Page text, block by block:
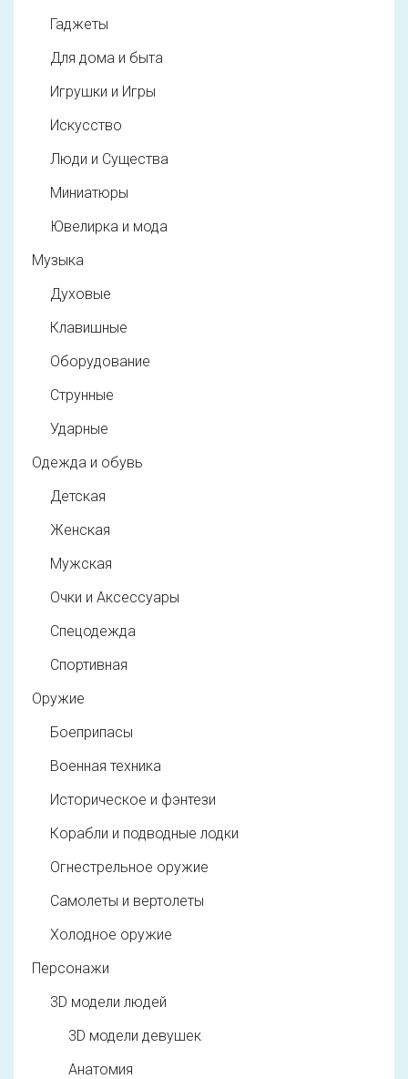
Гаджеты
Для дома и быта
Игрушки и Игры
Искусство
Люди и Существа
Миниатюры
Ювелирка и мода
Музыка
Духовые
Клавишные
Оборудование
Струнные
Ударные
Одежда и обувь
Детская
Женская
Мужская
Очки и Аксессуары
Спецодежда
Спортивная
Оружие
Боеприпасы
Военная техника
Историческое и фэнтези
Корабли и подводные лодки
Огнестрельное оружие
Самолеты и вертолеты
Холодное оружие
Персонажи
3D модели людей
3D модели девушек
Анатомия